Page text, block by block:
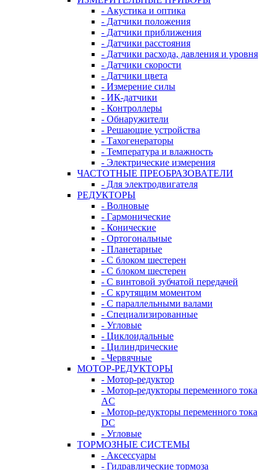
- Акустика и оптика
- Датчики положения
- Датчики приближения
- Датчики расстояния
- Датчики расхода, давления и уровня
- Датчики скорости
- Датчики цвета
- Измерение силы
- ИК-датчики
- Контроллеры
- Обнаружители
- Решающие устройства
- Тахогенераторы
- Температура и влажность
- Электрические измерения
ЧАСТОТНЫЕ ПРЕОБРАЗОВАТЕЛИ
- Для электродвигателя
РЕДУКТОРЫ
- Волновые
- Гармонические
- Конические
- Ортогональные
- Планетарные
- С блоком шестерен
- С блоком шестерен
- С винтовой зубчатой передачей
- С крутящим моментом
- С параллельными валами
- Специализированные
- Угловые
- Циклоидальные
- Цилиндрические
- Червячные
МОТОР-РЕДУКТОРЫ
- Мотор-редуктор
- Мотор-редукторы переменного тока
AC
- Мотор-редукторы переменного тока
DC
- Угловые
ТОРМОЗНЫЕ СИСТЕМЫ
- Аксессуары
- Гидравлические тормоза